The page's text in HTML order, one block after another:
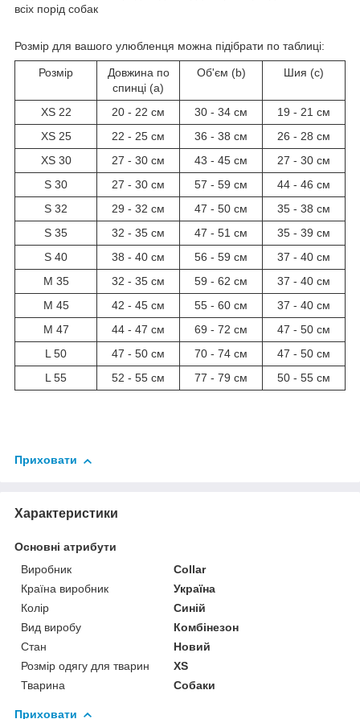
всіх порід собак
Розмір для вашого улюбленця можна підібрати по таблиці:
Розмір
Довжина по
спинці (a)
Об'єм (b) Шия (c)
XS 22 20 - 22 см 30 - 34 см
19 - 21 см
XS 25
22 - 25 см 36 - 38 см
26 - 28 см
XS 30
27 - 30 см 43 - 45 см
27 - 30 см
S 30
27 - 30 см 57 - 59 см
44 - 46 см
S 32
29 - 32 см 47 - 50 см
35 - 38 см
S 35
32 - 35 см 47 - 51 см
35 - 39 см
S 40
38 - 40 см 56 - 59 см
37 - 40 см
M 35
32 - 35 см 59 - 62 см
37 - 40 см
M 45
42 - 45 см 55 - 60 см
37 - 40 см
M 47
44 - 47 см 69 - 72 см
47 - 50 см
L 50
47 - 50 см 70 - 74 см
47 - 50 см
L 55
52 - 55 см 77 - 79 см 50 - 55 см
Приховати
Характеристики
Основні атрибути
Виробник
Collar
Країна виробник
Україна
Колір
Синій
Вид виробу
Комбінезон
Стан
Новий
Розмір одягу для тварин
XS
Тварина
Собаки
Приховати